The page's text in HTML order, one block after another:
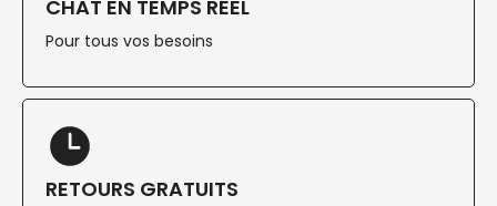
CHAT EN TEMPS RÉEL
Pour tous vos besoins
RETOURS GRATUITS